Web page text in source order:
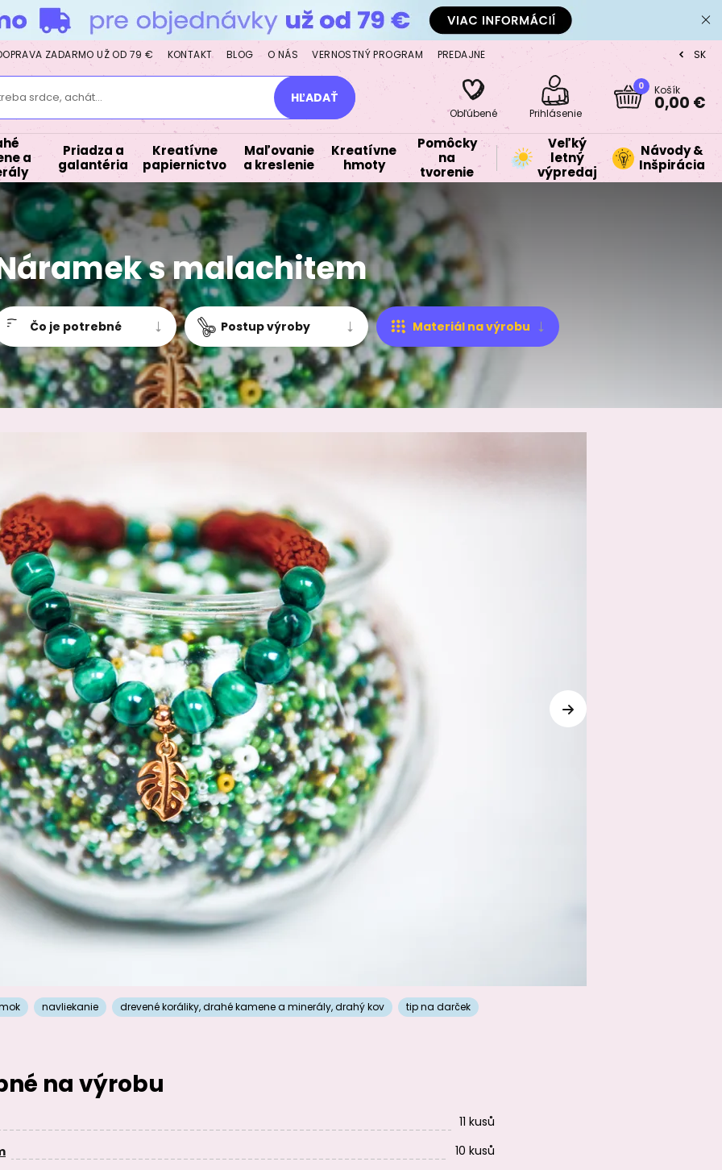
ZADARMO UŽ OD 79 € KONTAKT BLOG O NÁS VERNOSTNÝ PROGRAM PREDAJNE CZ
SK
srdce, achát... HĽADAŤ
Obľúbené Prihlásenie
0 Košík
0,00 €
a
Priadza a
galantéria
Kreatívne
papiernictvo
Maľovanie
a kreslenie
Kreatívne
hmoty
Pomôcky
na
tvorenie
Veľký
letný
výpredaj
Návody &
Inšpirácia
s malachitem
Čo je potrebné Postup výroby Materiál na výrobu
navliekanie drevené koráliky,drahé kamene a minerály,drahý kov tip na darček
na výrobu
11 kusů
10 kusů